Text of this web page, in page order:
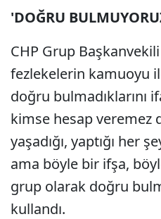
'DOĞRU
CHP Grup Başkanvekili
fezlekelerin kamuoyu
doğru bulmadıklarını
kimse hesap veremez
yaşadığı, yaptığı her
ama böyle bir ifşa,
grup olarak doğru
kullandı.